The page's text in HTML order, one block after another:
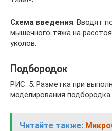
Схема введения: Вводят
мышечного тяжа на
уколов.
Подбородок
РИС. 5: Разметка при
моделирования подбородка.
Читайте также: